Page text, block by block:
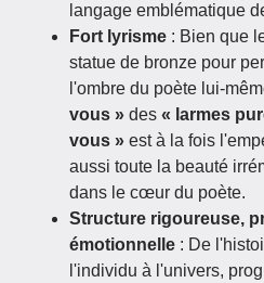
langage emblématique
Fort lyrisme : Bien que
statue de bronze pour
l'ombre du poète lui-
vous » des « larmes
vous » est à la fois
aussi toute la beauté
dans le cœur du poète.
Structure rigoureuse,
émotionnelle : De
l'individu à l'univers,